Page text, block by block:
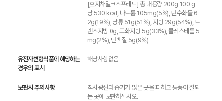
[호지차밀크스프레드] 총 내용량 200g 100 g
당 530 kcal, 나트륨 105mg(5%), 탄수화물 6
2g(19%), 당류 51g(51%), 지방 29g(54%), 트
랜스지방 0g, 포화지방 5g(33%), 콜레스테롤 5
mg(2%), 단백질 5g(9%)
유전자변형식품에 해당하는
경우의 표시
해당사항없음
보관시 주의사항
직사광선과 습기가 많은 곳을 피하고 통풍이 잘되
는 곳에 보관하십시오.